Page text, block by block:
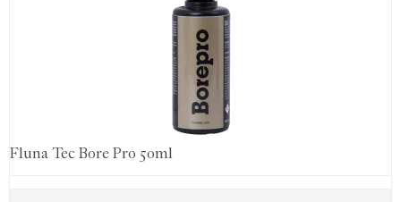
Fluna Tec Bore Pro 50ml